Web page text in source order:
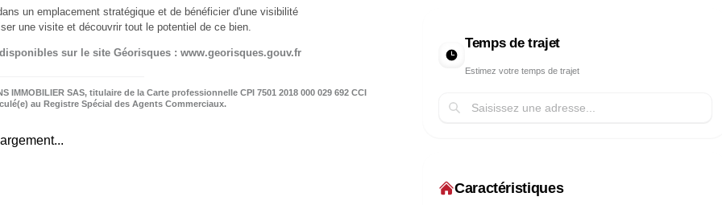
un emplacement stratégique et de bénéficier d'une visibilité
une visite et découvrir tout le potentiel de ce bien.
sur le site Géorisques : www.georisques.gouv.fr
SAS, titulaire de la Carte professionnelle CPI 7501 2018 000 029 692 CCI
au Registre Spécial des Agents Commerciaux.
Temps de trajet
Estimez votre temps de trajet
Caractéristiques